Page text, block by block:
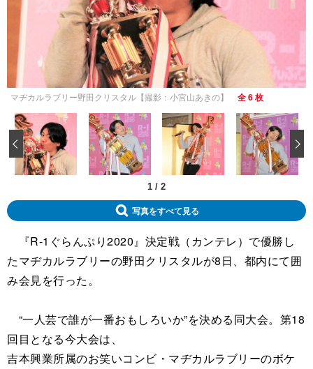
マヂカルラブリー野田クリスタル【撮影：小宮山あきの】 全 6 枚
1 / 2
‹
写真をすべて見る
『R-1ぐらんぷり2020』決定戦（カンテレ）で優勝し
たマヂカルラブリーの野田クリスタルが8日、都内にて囲
み会見を行った。
“一人芸で誰が一番おもしろいか”を決める同大会。第18
回目となる今大会は、
吉本興業所属のお笑いコンビ・マヂカルラブリーのボケ